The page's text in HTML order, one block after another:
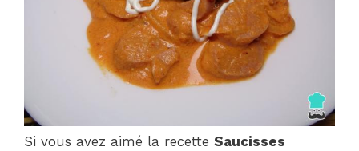
Si vous avez aimé la recette Saucisses